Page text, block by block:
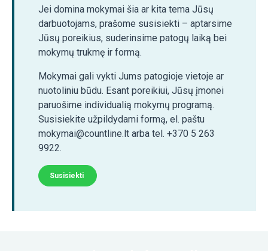
Jei domina mokymai šia ar kita tema Jūsų
darbuotojams, prašome susisiekti – aptarsime
Jūsų poreikius, suderinsime patogų laiką bei
mokymų trukmę ir formą.
Mokymai gali vykti Jums patogioje vietoje ar
nuotoliniu būdu. Esant poreikiui, Jūsų įmonei
paruošime individualią mokymų programą.
Susisiekite užpildydami formą, el. paštu
mokymai@countline.lt arba tel. +370 5 263
9922.
Susisiekti